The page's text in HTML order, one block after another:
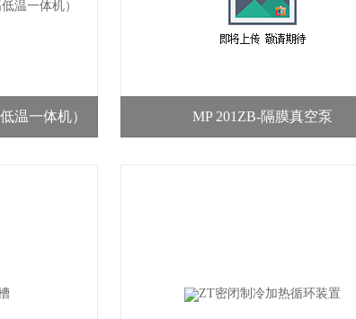
温一体机） MP 201ZB-隔膜真空泵